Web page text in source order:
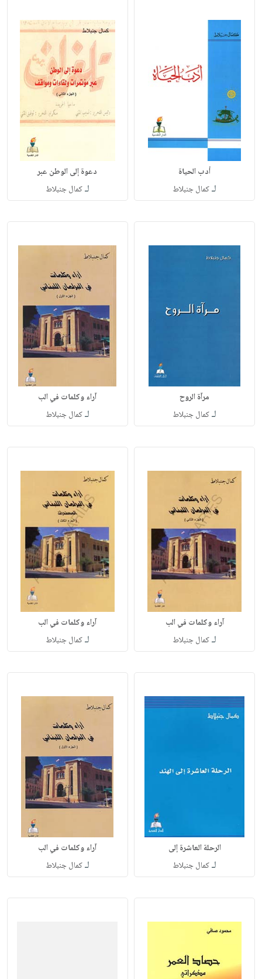
أدب الحياة
لـكمال جنبلاط
دعوة إلى الوطن عبر
لـكمال جنبلاط
مرآة الروح
لـكمال جنبلاط
آراء وكلمات في الب
لـكمال جنبلاط
آراء وكلمات في الب
لـكمال جنبلاط
آراء وكلمات في الب
لـكمال جنبلاط
الرحلة العاشرة إلى
لـكمال جنبلاط
آراء وكلمات في الب
لـكمال جنبلاط